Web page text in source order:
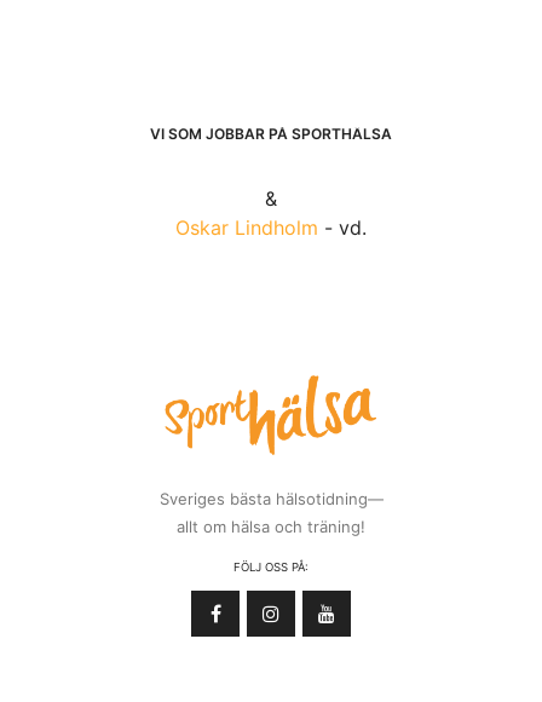
VI SOM JOBBAR PÅ SPORTHÄLSA
&
Oskar Lindholm - vd.
Sveriges bästa hälsotidning—
allt om hälsa och träning!
FÖLJ OSS PÅ: